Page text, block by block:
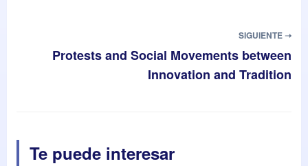
SIGUIENTE ➝
Protests and Social Movements between
Innovation and Tradition
Te puede interesar